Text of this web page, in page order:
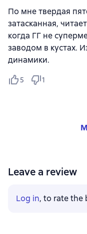
По мне твердая
затасканная,
когда ГГ не
заводом в кустах.
динамики.
5 1
Leave a review
Log in, to rate the